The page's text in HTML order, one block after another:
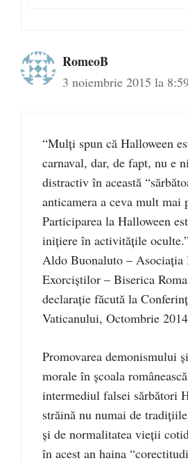
RomeoB
3 noiembrie 2015 la
“Mulţi spun că Halloween
carnaval, dar, de fapt, nu e
distractiv în această
anticamera a ceva mult mai
Participarea la Halloween
iniţiere în activităţile
Aldo Buonaluto – Asociaţia
Exorciştilor – Biserica
declaraţie făcută la
Vaticanului, Octombrie
Promovarea demonismului
morale în şcoala
intermediul falsei sărbători
străină nu numai de
şi de normalitatea vieţii
în acest an haina